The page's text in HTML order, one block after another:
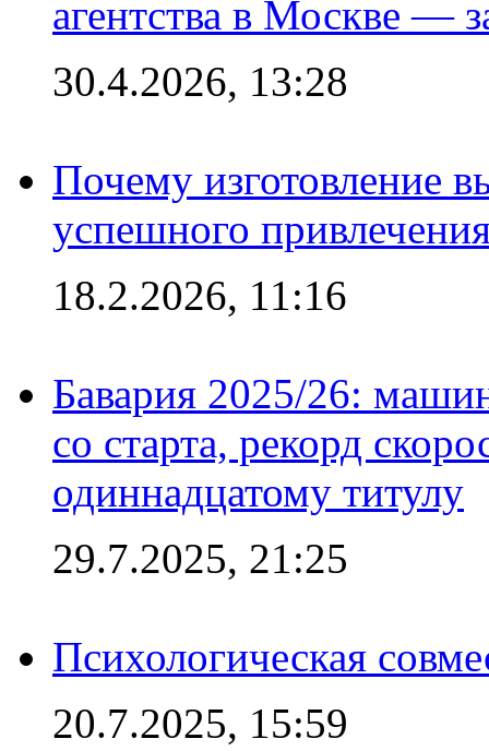
агентства в Москве —
30.4.2026, 13:28
Почему изготовление
успешного
18.2.2026, 11:16
Бавария 2025/26:
со старта, рекорд
одиннадцатому титулу
29.7.2025, 21:25
Психологическая
20.7.2025, 15:59